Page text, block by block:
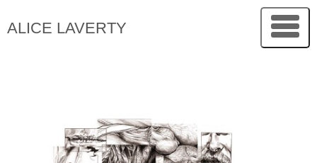
ALICE LAVERTY